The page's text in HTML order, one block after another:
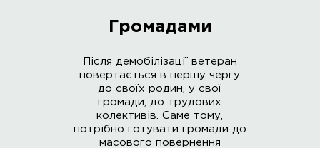
Громадами
Після демобілізації ветеран
повертається в першу чергу
до своїх родин, у свої
громади, до трудових
колективів. Саме тому,
потрібно готувати громади до
масового повернення